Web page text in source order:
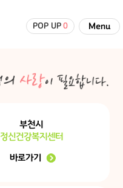
POP UP 0 Menu
부천시
정신건강복지센터
바로가기